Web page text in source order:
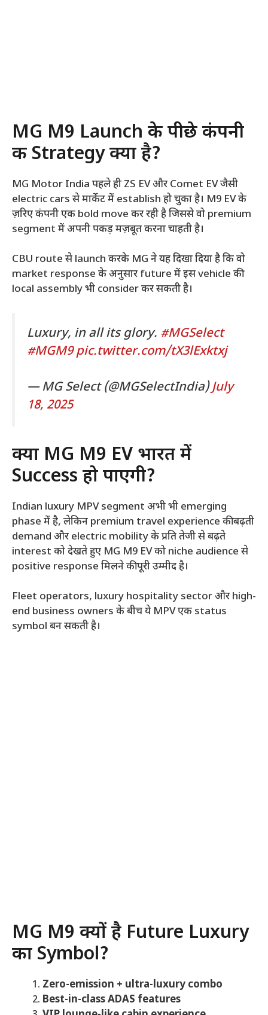
MG M9 Launch के पीछे कंपनी
की Strategy क्या है?
MG Motor India पहले ही ZS EV और Comet EV जैसी
electric cars से मार्केट में establish हो चुका है। M9 EV के
ज़रिए कंपनी एक bold move कर रही है जिससे वो premium
segment में अपनी पकड़ मज़बूत करना चाहती है।
CBU route से launch करके MG ने यह दिखा दिया है कि वो
market response के अनुसार future में इस vehicle की
local assembly भी consider कर सकती है।
Luxury, in all its glory. #MGSelect
#MGM9 pic.twitter.com/tX3lExktxj
— MG Select (@MGSelectIndia)July
18, 2025
क्या MG M9 EV भारत में
Success हो पाएगी?
Indian luxury MPV segment अभी भी emerging
phase में है, लेकिन premium travel experience की बढ़ती
demand और electric mobility के प्रति तेजी से बढ़ते
interest को देखते हुए MG M9 EV को niche audience से
positive response मिलने की पूरी उम्मीद है।
Fleet operators, luxury hospitality sector और high-
end business owners के बीच ये MPV एक status
symbol बन सकती है।
MG M9 क्यों है Future Luxury
का Symbol?
Zero-emission + ultra-luxury combo
Best-in-class ADAS features